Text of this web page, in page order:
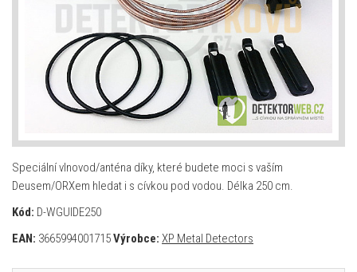
Speciální vlnovod/anténa díky, které budete moci s vaším
Deusem/ORXem hledat i s cívkou pod vodou. Délka 250 cm.
Kód: D-WGUIDE250
EAN: 3665994001715Výrobce: XP Metal Detectors